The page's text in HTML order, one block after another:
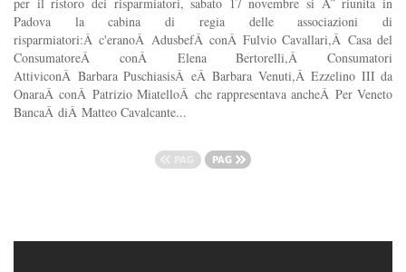
Padova la cabina di regia delle associazioni di
risparmiatori:Â c'eranoÂ AdusbefÂ conÂ Fulvio Cavallari,Â Casa del
ConsumatoreÂ conÂ Elena Bertorelli,Â Consumatori
AttiviconÂ Barbara PuschiasisÂ eÂ Barbara Venuti,Â Ezzelino III da
OnaraÂ conÂ Patrizio MiatelloÂ che rappresentava ancheÂ Per Veneto
BancaÂ diÂ Matteo Cavalcante...